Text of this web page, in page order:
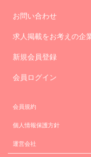
お問い合わせ
求人掲載をお考えの企
新規会員登録
会員ログイン
会員規約
個人情報保護方針
運営会社